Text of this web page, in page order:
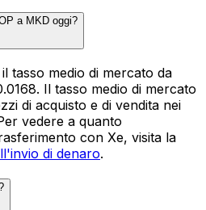
a MKD oggi?
tasso medio di mercato da
Il tasso medio di mercato
di acquisto e di vendita nei
vedere a quanto
con Xe, visita la
di denaro.